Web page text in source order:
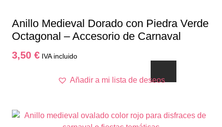
Anillo Medieval Dorado con Piedra Verde
Octagonal – Accesorio de Carnaval
3,50 € IVA incluido
Añadir a mi lista de deseos